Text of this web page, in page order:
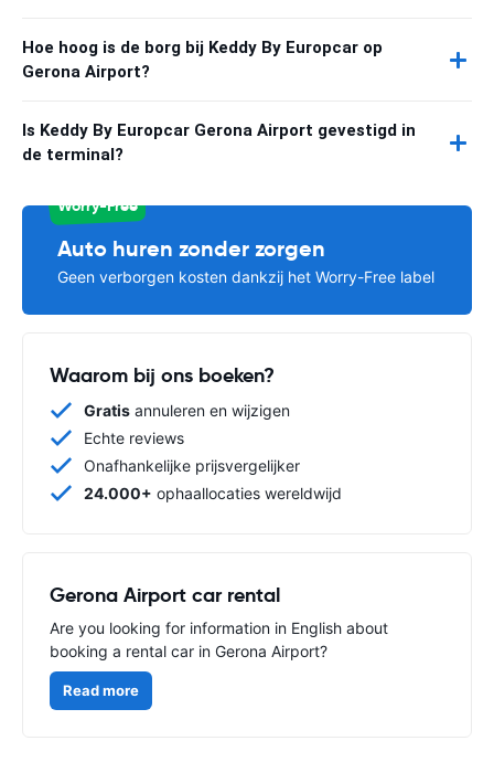
Hoe hoog is de borg bij Keddy By Europcar op
Gerona Airport?
Is Keddy By Europcar Gerona Airport gevestigd in
de terminal?
Worry-Free
Auto huren zonder zorgen
Geen verborgen kosten dankzij het Worry-Free label
Waarom bij ons boeken?
Gratis annuleren en wijzigen
Echte reviews
Onafhankelijke prijsvergelijker
24.000+ ophaallocaties wereldwijd
Gerona Airport car rental
Are you looking for information in English about
booking a rental car in Gerona Airport?
Read more